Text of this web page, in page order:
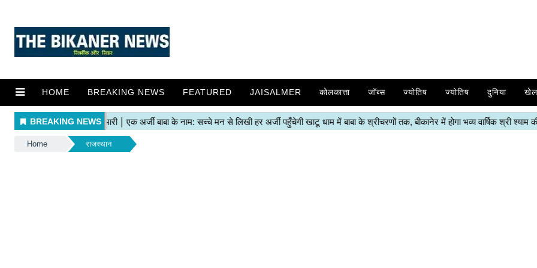
HOME BREAKING NEWS FEATURED JAISALMER कोलकात्ता जॉब्स ज्योतिष ज्योतिष दुनिया खेल
Home राजस्थान